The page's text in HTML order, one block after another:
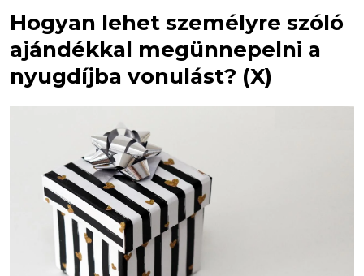
Hogyan lehet személyre szóló
ajándékkal megünnepelni a
nyugdíjba vonulást? (X)